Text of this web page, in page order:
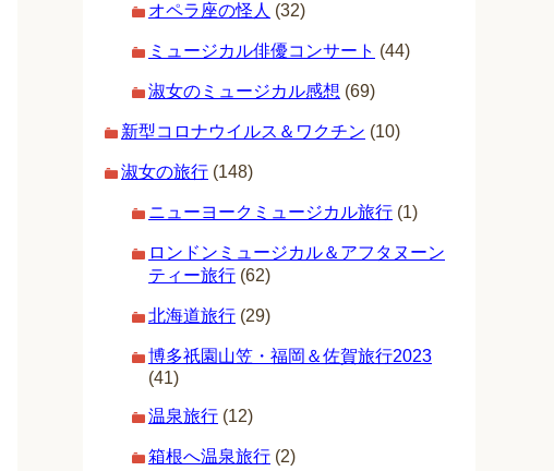
オペラ座の怪人 (32)
ミュージカル俳優コンサート (44)
淑女のミュージカル感想 (69)
新型コロナウイルス＆ワクチン (10)
淑女の旅行 (148)
ニューヨークミュージカル旅行 (1)
ロンドンミュージカル＆アフタヌーン
ティー旅行 (62)
北海道旅行 (29)
博多祇園山笠・福岡＆佐賀旅行2023
(41)
温泉旅行 (12)
箱根へ温泉旅行 (2)